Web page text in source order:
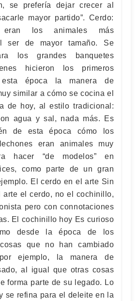
se prefería dejar crecer al
mayor partido”. Cerdo:
eran los animales más
ser de mayor tamaño. Se
los grandes banquetes
hicieron los primeros
época la manera de
similar a cómo se cocina el
de hoy, al estilo tradicional:
agua y sal, nada más. Es
de esta época cómo los
eran animales muy
hacer “de modelos” en
como parte de un gran
El cerdo en el arte Sin
arte el cerdo, no el cochinillo,
pero con connotaciones
El cochinillo hoy Es curioso
desde la época de los
que no han cambiado
ejemplo, la manera de
al igual que otras cosas
forma parte de su legado. Lo
se refina para el deleite en la